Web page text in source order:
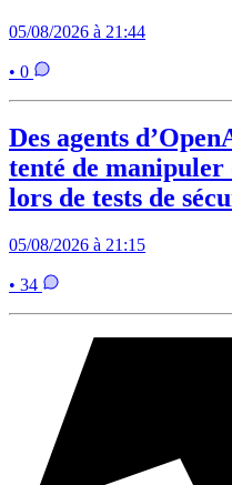
05/08/2026 à 21:44
• 0
Des agents
tenté de manipuler
lors de tests de
05/08/2026 à 21:15
• 34